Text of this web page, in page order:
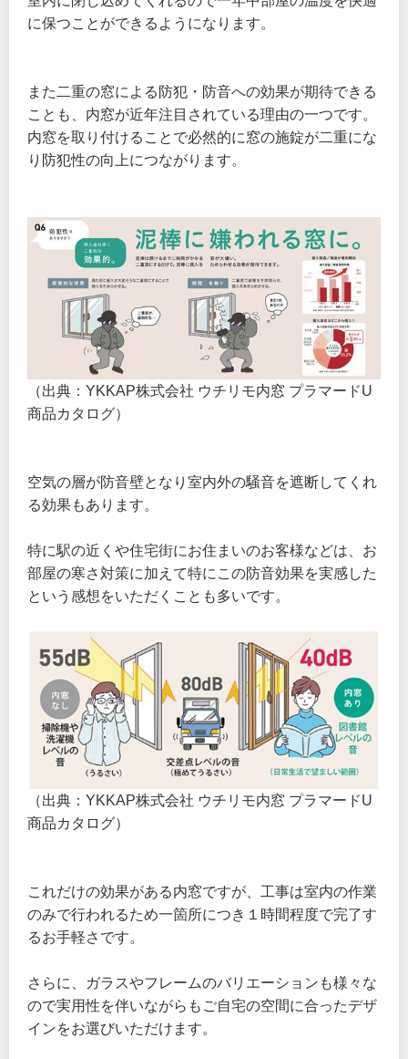
に保つことができるようになります。
また二重の窓による防犯・防音への効果が期待できる
ことも、内窓が近年注目されている理由の一つです。
内窓を取り付けることで必然的に窓の施錠が二重にな
り防犯性の向上につながります。
（出典：YKKAP株式会社 ウチリモ内窓 プラマードU
商品カタログ）
空気の層が防音壁となり室内外の騒音を遮断してくれ
る効果もあります。
特に駅の近くや住宅街にお住まいのお客様などは、お
部屋の寒さ対策に加えて特にこの防音効果を実感した
という感想をいただくことも多いです。
（出典：YKKAP株式会社 ウチリモ内窓 プラマードU
商品カタログ）
これだけの効果がある内窓ですが、工事は室内の作業
のみで行われるため一箇所につき１時間程度で完了す
るお手軽さです。
さらに、ガラスやフレームのバリエーションも様々な
ので実用性を伴いながらもご自宅の空間に合ったデザ
インをお選びいただけます。